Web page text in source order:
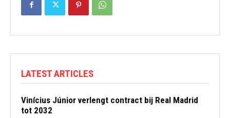
LATEST ARTICLES
Vinícius Júnior verlengt contract bij Real Madrid
tot 2032